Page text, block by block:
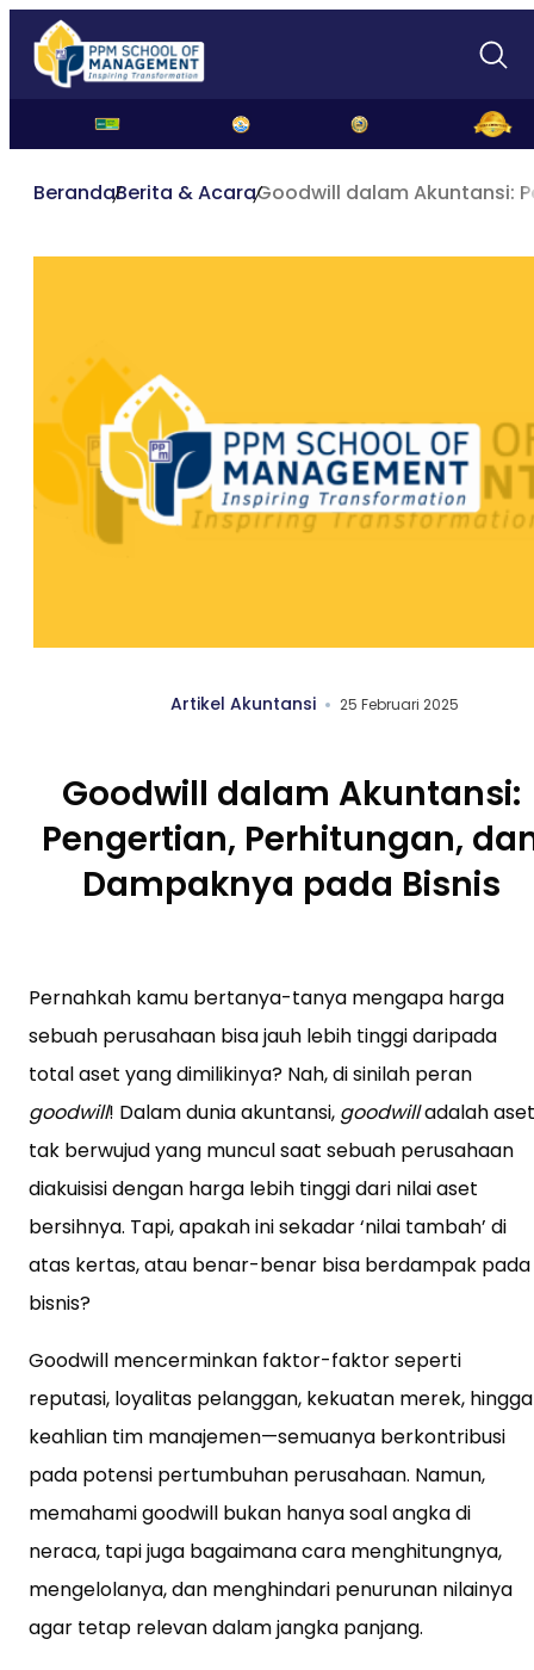
BerandaBerita & AcaraGoodwill dalam Akuntansi:
Artikel Akuntansi 25 Februari 2025
Goodwill dalam Akuntansi:
Pengertian, Perhitungan,
Dampaknya pada Bisnis
Pernahkah kamu bertanya-tanya mengapa harga
sebuah perusahaan bisa jauh lebih tinggi daripada
total aset yang dimilikinya? Nah, di sinilah peran
goodwill! Dalam dunia akuntansi, goodwilladalah aset
tak berwujud yang muncul saat sebuah perusahaan
diakuisisi dengan harga lebih tinggi dari nilai aset
bersihnya. Tapi, apakah ini sekadar ‘nilai tambah’ di
atas kertas, atau benar-benar bisa berdampak pada
bisnis?
Goodwill mencerminkan faktor-faktor seperti
reputasi, loyalitas pelanggan, kekuatan merek, hingga
keahlian tim manajemen—semuanya berkontribusi
pada potensi pertumbuhan perusahaan. Namun,
memahami goodwill bukan hanya soal angka di
neraca, tapi juga bagaimana cara menghitungnya,
mengelolanya, dan menghindari penurunan nilainya
agar tetap relevan dalam jangka panjang.